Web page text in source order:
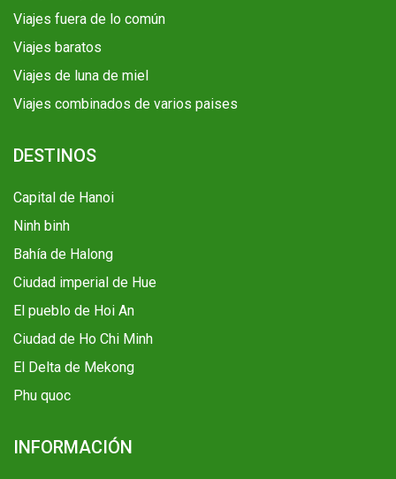
Viajes fuera de lo común
Viajes baratos
Viajes de luna de miel
Viajes combinados de varios paises
DESTINOS
Capital de Hanoi
Ninh binh
Bahía de Halong
Ciudad imperial de Hue
El pueblo de Hoi An
Ciudad de Ho Chi Minh
El Delta de Mekong
Phu quoc
INFORMACIÓN